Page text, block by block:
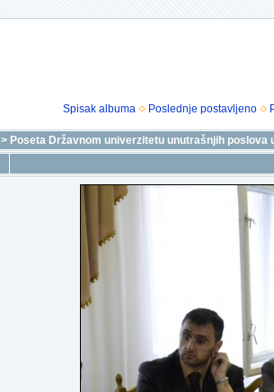
Spisak albuma Poslednje postavljeno
> Poseta Državnom univerzitetu unutrašnjih poslova